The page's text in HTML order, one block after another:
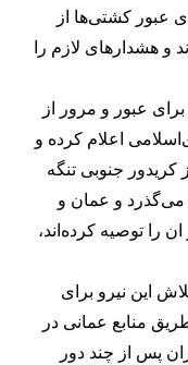
عبور کشتی‌ها از
و هشدارهای لازم را
عبور و مرور از
اعلام کرده و
کریدور جنوبی تنگه
و عمان و
را توصیه کرده‌اند،
این نیرو برای
منابع عمانی در
پس از چند دور